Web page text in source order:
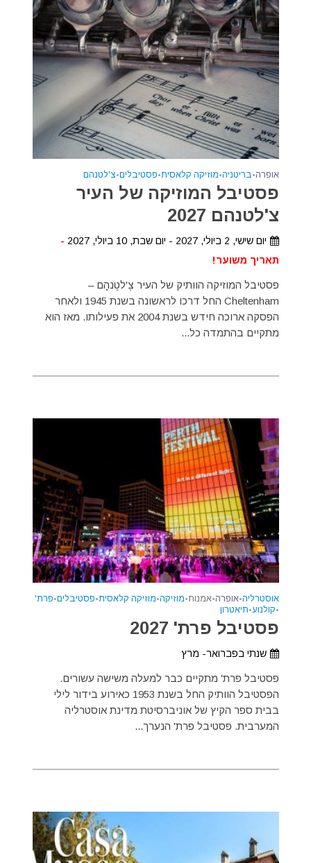
אופרה•בריטניה•מוזיקה קלאסית•פסטיבלים•צ'לטנהם
פסטיבל המוזיקה של העיר
צ'לטנהם 2027
יום שישי, 2 ביולי, 2027 - יום שבת, 10 ביולי, 2027
-
תאריך משוער!
פסטיבל המוזיקה הוותיק של העיר צֶ'לטֶנהָם –
Cheltenham החל דרכו לראשונה בשנת 1945 ולאחר
הפסקה ארוכה חידש בשנת 2004 את פעילותו. מאז הוא
מתקיים בהתמדה כל...
אוסטרליה•אופרה•אמנות•מוזיקה•מוזיקה קלאסית•פסטיבלים•פרת'
•קולנוע•תיאטרון
פסטיבל פרת' 2027
שנתי בפברואר- מרץ
פסטיבל פרת' מתקיים כבר למעלה משישה עשורים.
הפסטיבל הוותיק החל בשנת 1953 כאירוע בידור לילי
בבית ספר הקיץ של אוניברסיטת מדינת אוסטרליה
המערבית. פסטיבל פרת' הנערך...